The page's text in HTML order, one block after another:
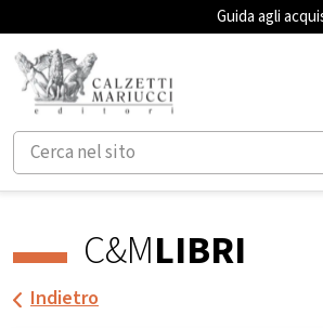
Guida agli
C&MLIBRI
Indietro